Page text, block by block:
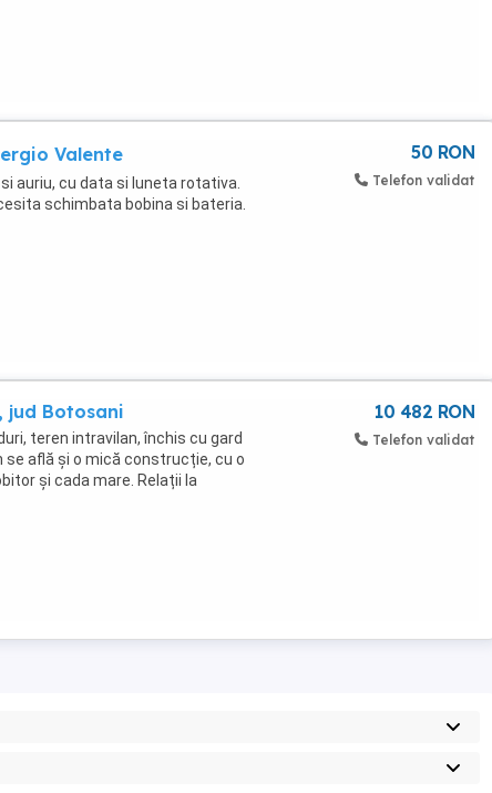
Valente
auriu, cu data si luneta rotativa.
schimbata bobina si bateria.
50 RON
Telefon validat
jud Botosani
teren intravilan, închis cu gard
află și o mică construcție, cu o
și cada mare. Relații la
10 482 RON
Telefon validat